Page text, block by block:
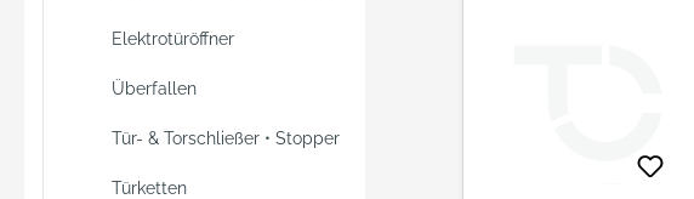
Elektrotüröffner
Überfallen
Tür- & Torschließer • Stopper
Türketten